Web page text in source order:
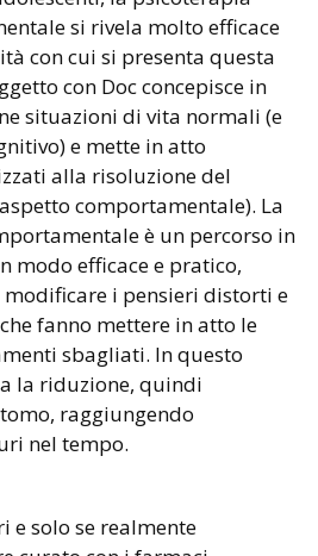
si rivela molto efficace
con cui si presenta questa
con Doc concepisce in
situazioni di vita normali (e
e mette in atto
alla risoluzione del
comportamentale). La
è un percorso in
modo efficace e pratico,
i pensieri distorti e
fanno mettere in atto le
sbagliati. In questo
la riduzione, quindi
raggiungendo
nel tempo.
e solo se realmente